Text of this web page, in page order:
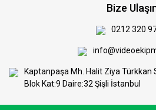
Bize
0212 320
Kaptanpaşa Mh. Halit Ziya Türkkan
Blok Kat:9 Daire:32 Şişli İstanbul